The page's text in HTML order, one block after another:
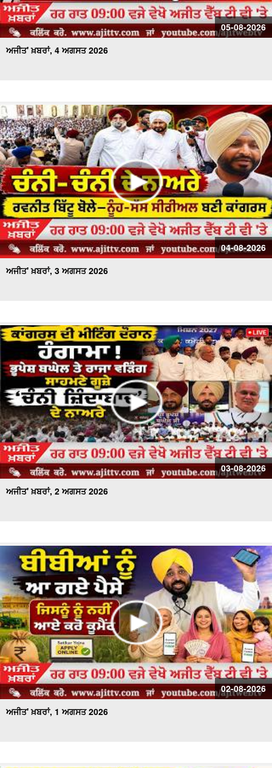
05-08-2026
ਅਜੀਤ' ਖ਼ਬਰਾਂ, 4 ਅਗਸਤ 2026
04-08-2026
ਅਜੀਤ' ਖ਼ਬਰਾਂ, 3 ਅਗਸਤ 2026
03-08-2026
ਅਜੀਤ' ਖ਼ਬਰਾਂ, 2 ਅਗਸਤ 2026
02-08-2026
ਅਜੀਤ' ਖ਼ਬਰਾਂ, 1 ਅਗਸਤ 2026